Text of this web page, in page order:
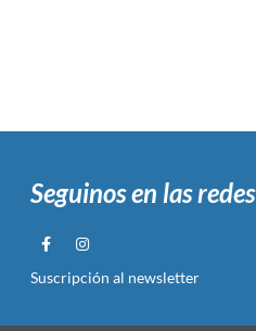
Seguinos en las redes
Suscripción al newsletter